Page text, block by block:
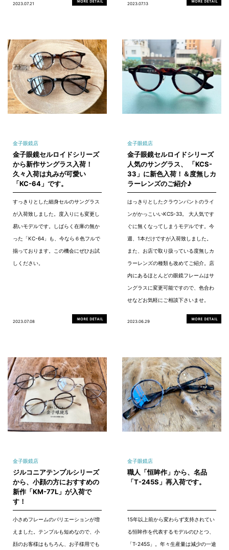
2023.07.21 2023.07.13
金子眼鏡店
金子眼鏡セルロイドシリーズ
から新作サングラス入荷！
久々入荷は丸みが可愛い
「KC-64」です。
すっきりとした細身セルのサングラス
が入荷致しました。度入りにも変更し
易いモデルです。しばらく在庫の無か
った「KC-64」も、今なら６色フルで
揃っております。この機会にぜひお試
しください。
2023.07.08
金子眼鏡店
金子眼鏡セルロイドシリーズ
人気のサングラス、 「KCS-
33」に新色入荷！＆度無しカ
ラーレンズのご紹介♪
はっきりとしたクラウンパントのライ
ンがかっこいいKCS-33。 大人気です
ぐに無くなってしまうモデルです。今
週、1本だけですが入荷致しました。
また、お店で取り扱っている度無しカ
ラーレンズの種類も改めてご紹介。店
内にあるほとんどの眼鏡フレームはサ
ングラスに変更可能ですので、色合わ
せなどお気軽にご相談下さいませ。
2023.06.29
金子眼鏡店
ジルコニアテンプルシリーズ
から、小顔の方におすすめの
新作「KM-77L」が入荷で
す！
小さめフレームのバリエーションが増
えました。テンプルも短めなので、小
顔のお客様はもちろん、お子様用でも
金子眼鏡店
職人「恒眸作」から、名品
「T-245S」再入荷です。
15年以上前から変わらず支持されてい
る恒眸作を代表するモデルのひとつ、
「T-245S」。年々生産量は減少の一途